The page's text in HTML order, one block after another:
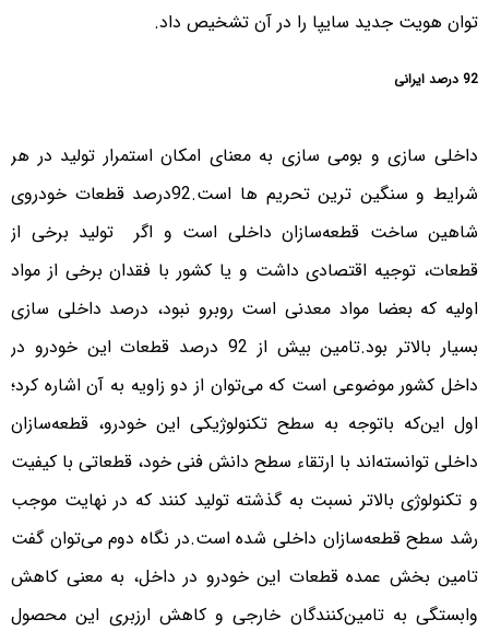
توان هویت جدید سایپا را در آن تشخیص داد.
92 درصد ایرانی
داخلی سازی و بومی سازی به معنای امکان استمرار تولید در هر
شرایط و سنگین ترین تحریم ها است.92درصد قطعات خودروی
شاهین ساخت قطعه‌سازان داخلی است و اگر تولید برخی از
قطعات، توجیه اقتصادی داشت و یا کشور با فقدان برخی از مواد
اولیه که بعضا مواد معدنی است روبرو نبود، درصد داخلی سازی
بسیار بالاتر بود.تامین بیش از 92 درصد قطعات این خودرو در
داخل کشور موضوعی است که می‌توان از دو زاویه به آن اشاره کرد؛
اول این‌که باتوجه به سطح تکنولوژیکی این خودرو، قطعه‌سازان
داخلی توانسته‌‌اند با ارتقاء سطح دانش فنی خود، قطعاتی با کیفیت
و تکنولوژی بالاتر نسبت به گذشته تولید کنند که در نهایت موجب
رشد سطح قطعه‌سازان داخلی شده است.در نگاه دوم می‌توان گفت
تامین بخش عمده قطعات این خودرو در داخل، به معنی کاهش
وابستگی به تامین‌کنندگان خارجی و کاهش ارزبری این محصول